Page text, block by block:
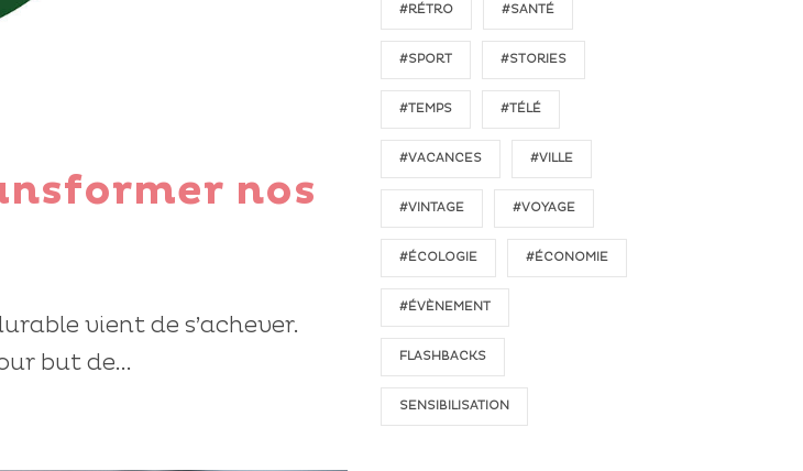
nos
vient de s’achever.
but de...
#RÉTRO #SANTÉ
#SPORT #STORIES
#TEMPS #TÉLÉ
#VACANCES #VILLE
#VINTAGE #VOYAGE
#ÉCOLOGIE #ÉCONOMIE
#ÉVÈNEMENT
FLASHBACKS
SENSIBILISATION